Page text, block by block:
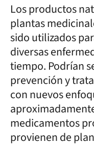
Los productos
plantas
sido utilizados
diversas
tiempo. Podrían
prevención y
con nuevos
medicamentos
provienen de